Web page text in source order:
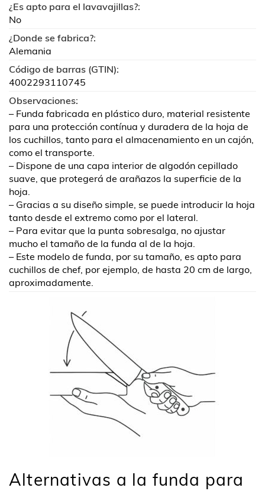
¿Es apto para el lavavajillas?:
No
¿Donde se fabrica?:
Alemania
Código de barras (GTIN):
4002293110745
Observaciones:
– Funda fabricada en plástico duro, material resistente
para una protección contínua y duradera de la hoja de
los cuchillos, tanto para el almacenamiento en un cajón,
como el transporte.
– Dispone de una capa interior de algodón cepillado
suave, que protegerá de arañazos la superficie de la
hoja.
– Gracias a su diseño simple, se puede introducir la hoja
tanto desde el extremo como por el lateral.
– Para evitar que la punta sobresalga, no ajustar
mucho el tamaño de la funda al de la hoja.
– Este modelo de funda, por su tamaño, es apto para
cuchillos de chef, por ejemplo, de hasta 20 cm de largo,
aproximadamente.
Alternativas a la funda para